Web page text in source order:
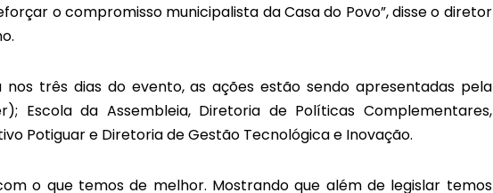
o compromisso municipalista da Casa do Povo”, disse o diretor
três dias do evento, as ações estão sendo apresentadas pela
Escola da Assembleia, Diretoria de Políticas Complementares,
Potiguar e Diretoria de Gestão Tecnológica e Inovação.
o que temos de melhor. Mostrando que além de legislar temos